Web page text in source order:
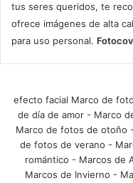
tus seres queridos, te
ofrece imágenes de alta
para uso personal.
efecto facial Marco de foto
de día de amor - Marco
Marco de fotos de otoño -
de fotos de verano -
romántico - Marcos de
Marcos de Invierno -